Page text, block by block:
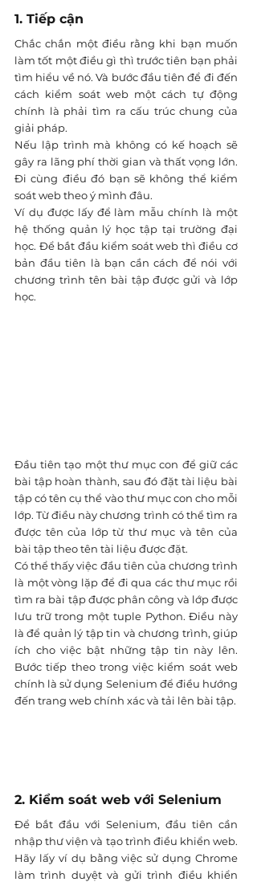
1. Tiếp cận
Chắc chắn một điều rằng khi bạn muốn
làm tốt một điều gì thì trước tiên bạn phải
tìm hiểu về nó. Và bước đầu tiên để đi đến
cách kiểm soát web một cách tự động
chính là phải tìm ra cấu trúc chung của
giải pháp.
Nếu lập trình mà không có kế hoạch sẽ
gây ra lãng phí thời gian và thất vọng lớn.
Đi cùng điều đó bạn sẽ không thể kiểm
soát web theo ý mình đâu.
Ví dụ được lấy để làm mẫu chính là một
hệ thống quản lý học tập tại trường đại
học. Để bắt đầu kiểm soát web thì điều cơ
bản đầu tiên là bạn cần cách để nói với
chương trình tên bài tập được gửi và lớp
học.
Đầu tiên tạo một thư mục con để giữ các
bài tập hoàn thành, sau đó đặt tài liệu bài
tập có tên cụ thể vào thư mục con cho mỗi
lớp. Từ điều này chương trình có thể tìm ra
được tên của lớp từ thư mục và tên của
bài tập theo tên tài liệu được đặt.
Có thể thấy việc đầu tiên của chương trình
là một vòng lặp để đi qua các thư mục rồi
tìm ra bài tập được phân công và lớp được
lưu trữ trong một tuple Python. Điều này
là để quản lý tập tin và chương trình, giúp
ích cho việc bật những tập tin này lên.
Bước tiếp theo trong việc kiểm soát web
chính là sử dụng Selenium để điều hướng
đến trang web chính xác và tải lên bài tập.
2. Kiểm soát web với Selenium
Để bắt đầu với Selenium, đầu tiên cần
nhập thư viện và tạo trình điều khiển web.
Hãy lấy ví dụ bằng việc sử dụng Chrome
làm trình duyệt và gửi trình điều khiển